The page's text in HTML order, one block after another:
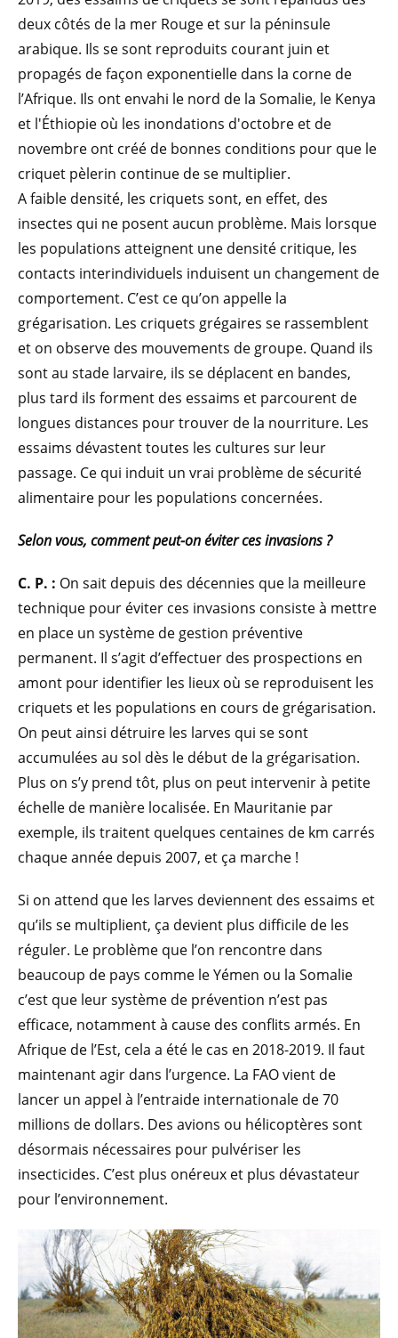
deux côtés de la mer Rouge et sur la péninsule
arabique. Ils se sont reproduits courant juin et
propagés de façon exponentielle dans la corne de
l’Afrique. Ils ont envahi le nord de la Somalie, le Kenya
et l'Éthiopie où les inondations d'octobre et de
novembre ont créé de bonnes conditions pour que le
criquet pèlerin continue de se multiplier.
A faible densité, les criquets sont, en effet, des
insectes qui ne posent aucun problème. Mais lorsque
les populations atteignent une densité critique, les
contacts interindividuels induisent un changement de
comportement. C’est ce qu’on appelle la
grégarisation. Les criquets grégaires se rassemblent
et on observe des mouvements de groupe. Quand ils
sont au stade larvaire, ils se déplacent en bandes,
plus tard ils forment des essaims et parcourent de
longues distances pour trouver de la nourriture. Les
essaims dévastent toutes les cultures sur leur
passage. Ce qui induit un vrai problème de sécurité
alimentaire pour les populations concernées.
Selon vous, comment peut-on éviter ces invasions ?
C. P. : On sait depuis des décennies que la meilleure
technique pour éviter ces invasions consiste à mettre
en place un système de gestion préventive
permanent. Il s’agit d’effectuer des prospections en
amont pour identifier les lieux où se reproduisent les
criquets et les populations en cours de grégarisation.
On peut ainsi détruire les larves qui se sont
accumulées au sol dès le début de la grégarisation.
Plus on s’y prend tôt, plus on peut intervenir à petite
échelle de manière localisée. En Mauritanie par
exemple, ils traitent quelques centaines de km carrés
chaque année depuis 2007, et ça marche !
Si on attend que les larves deviennent des essaims et
qu’ils se multiplient, ça devient plus difficile de les
réguler. Le problème que l’on rencontre dans
beaucoup de pays comme le Yémen ou la Somalie
c’est que leur système de prévention n’est pas
efficace, notamment à cause des conflits armés. En
Afrique de l’Est, cela a été le cas en 2018-2019. Il faut
maintenant agir dans l’urgence. La FAO vient de
lancer un appel à l’entraide internationale de 70
millions de dollars. Des avions ou hélicoptères sont
désormais nécessaires pour pulvériser les
insecticides. C’est plus onéreux et plus dévastateur
pour l’environnement.